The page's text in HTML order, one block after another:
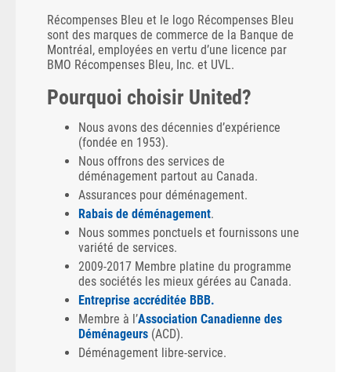
Récompenses Bleu et le logo Récompenses Bleu
sont des marques de commerce de la Banque de
Montréal, employées en vertu d’une licence par
BMO Récompenses Bleu, Inc. et UVL.
Pourquoi choisir United?
Nous avons des décennies d’expérience
(fondée en 1953).
Nous offrons des services de
déménagement partout au Canada.
Assurances pour déménagement.
Rabais de déménagement.
Nous sommes ponctuels et fournissons une
variété de services.
2009-2017 Membre platine du programme
des sociétés les mieux gérées au Canada.
Entreprise accréditée BBB.
Membre à l’Association Canadienne des
Déménageurs (ACD).
Déménagement libre-service.